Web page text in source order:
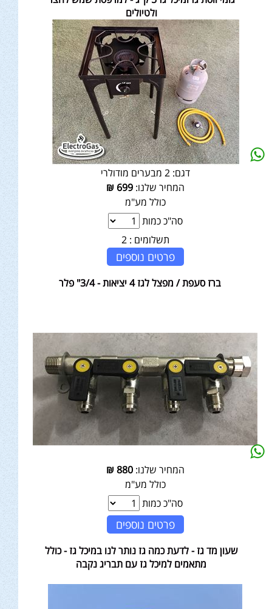
ולטיולים
דגם: 2 מבערים מודולרי
המחיר שלנו:699
₪
כולל מע"מ
סה"כ כמות
תשלומים : 2
פרטים נוספים
ברז סעפת / מפצל לגז 4 יציאות - 3/4" פלר
המחיר שלנו:880
₪
כולל מע"מ
סה"כ כמות
פרטים נוספים
שעון מד גז - לדעת כמה גז נותר לנו במיכל גז - כולל
מתאמים למיכל גז עם תבריג נקבה